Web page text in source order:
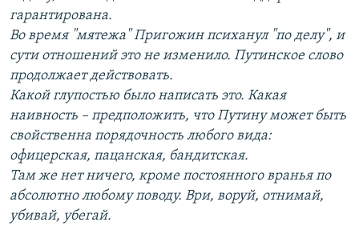
гарантирована.
Во время "мятежа" Пригожин психанул "по делу", и
сути отношений это не изменило. Путинское слово
продолжает действовать.
Какой глупостью было написать это. Какая
наивность – предположить, что Путину может быть
свойственна порядочность любого вида:
офицерская, пацанская, бандитская.
Там же нет ничего, кроме постоянного вранья по
абсолютно любому поводу. Ври, воруй, отнимай,
убивай, убегай.